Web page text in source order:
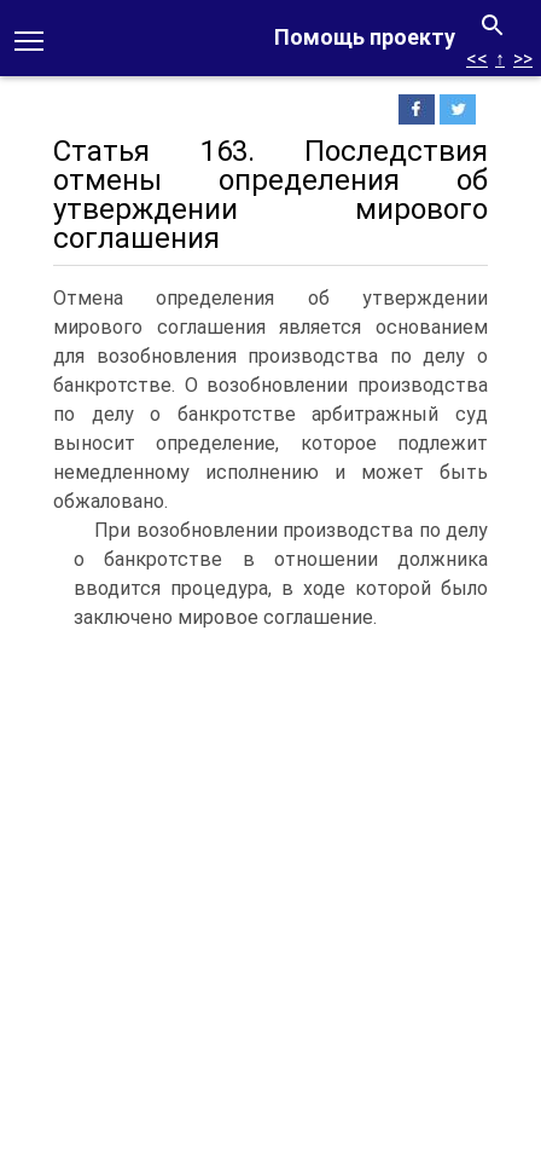
Помощь проекту
<< ↑ >>
Статья 163. Последствия
отмены определения об
утверждении мирового
соглашения
Отмена определения об утверждении
мирового соглашения является основанием
для возобновления производства по делу о
банкротстве. О возобновлении производства
по делу о банкротстве арбитражный суд
выносит определение, которое подлежит
немедленному исполнению и может быть
обжаловано.
При возобновлении производства по делу
о банкротстве в отношении должника
вводится процедура, в ходе которой было
заключено мировое соглашение.